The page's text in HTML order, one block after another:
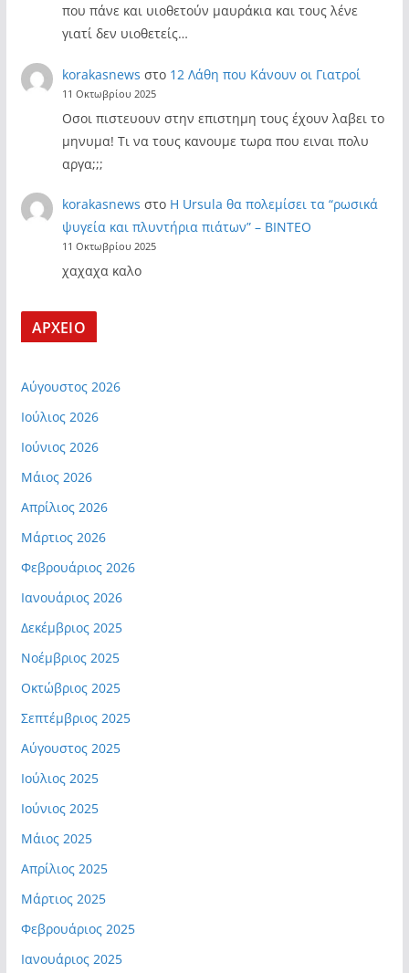
που πάνε και υιοθετούν μαυράκια και τους λένε
γιατί δεν υιοθετείς…
korakasnews στο 12 Λάθη που Κάνουν οι Γιατροί
11 Οκτωβρίου 2025
Οσοι πιστευουν στην επιστημη τους έχουν λαβει το
μηνυμα! Τι να τους κανουμε τωρα που ειναι πολυ
αργα;;;
korakasnews στο Η Ursula θα πολεμίσει τα “ρωσικά
ψυγεία και πλυντήρια πιάτων” – ΒΙΝΤΕΟ
11 Οκτωβρίου 2025
χαχαχα καλο
ΑΡΧΕΙΟ
Αύγουστος 2026
Ιούλιος 2026
Ιούνιος 2026
Μάιος 2026
Απρίλιος 2026
Μάρτιος 2026
Φεβρουάριος 2026
Ιανουάριος 2026
Δεκέμβριος 2025
Νοέμβριος 2025
Οκτώβριος 2025
Σεπτέμβριος 2025
Αύγουστος 2025
Ιούλιος 2025
Ιούνιος 2025
Μάιος 2025
Απρίλιος 2025
Μάρτιος 2025
Φεβρουάριος 2025
Ιανουάριος 2025